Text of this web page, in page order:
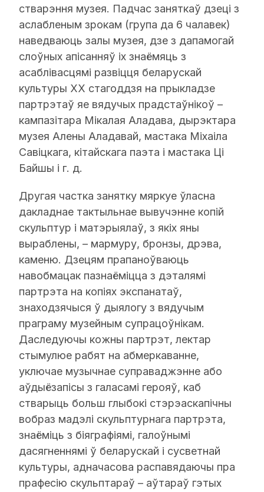
стварэння музея. Падчас заняткаў дзеці з
аслабленым зрокам (група да 6 чалавек)
наведваюць залы музея, дзе з дапамогай
слоўных апісанняў іх знаёмяць з
асаблівасцямі развіцця беларускай
культуры ХХ стагоддзя на прыкладзе
партрэтаў яе вядучых прадстаўнікоў –
кампазітара Мікалая Аладава, дырэктара
музея Алены Аладавай, мастака Міхаіла
Савіцкага, кітайскага паэта і мастака Ці
Байшы і г. д.
Другая частка занятку мяркуе ўласна
дакладнае тактыльнае вывучэнне копій
скульптур і матэрыялаў, з якіх яны
выраблены, – мармуру, бронзы, дрэва,
каменю. Дзецям прапаноўваюць
навобмацак пазнаёміцца з дэталямі
партрэта на копіях экспанатаў,
знаходзячыся ў дыялогу з вядучым
праграму музейным супрацоўнікам.
Даследуючы кожны партрэт, лектар
стымулюе рабят на абмеркаванне,
уключае музычнае суправаджэнне або
аўдыёзапісы з галасамі герояў, каб
стварыць больш глыбокі стэрэаскапічны
вобраз мадэлі скульптурнага партрэта,
знаёміць з біяграфіямі, галоўнымі
дасягненнямі ў беларускай і сусветнай
культуры, адначасова распавядаючы пра
прафесію скульптараў – аўтараў гэтых